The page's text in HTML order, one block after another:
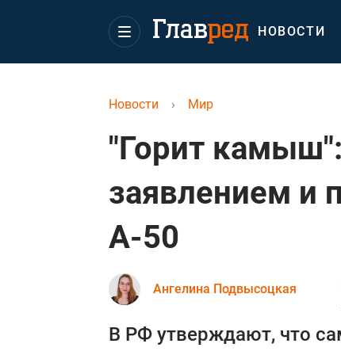
НОВОСТИ
Новости › Мир
"Горит
заявлением и
А-50
Ангелина Подвысоцкая
В РФ утверждают, что